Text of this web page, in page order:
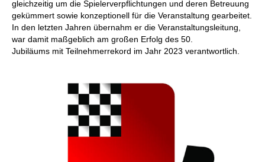
gleichzeitig um die Spielerverpflichtungen und deren Betreuung
gekümmert sowie konzeptionell für die Veranstaltung gearbeitet.
In den letzten Jahren übernahm er die Veranstaltungsleitung,
war damit maßgeblich am großen Erfolg des 50.
Jubiläums mit Teilnehmerrekord im Jahr 2023 verantwortlich.